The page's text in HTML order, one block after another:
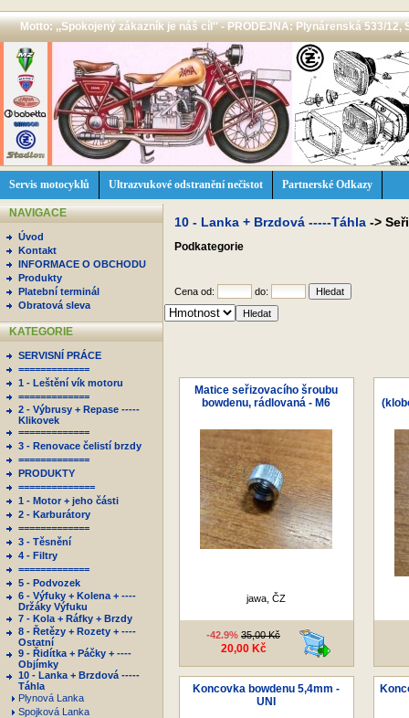
Motto: ,,Spokojený zákazník je náš cíl'' - PRODEJNA: Plynárenská 533/12,
Servis motocyklů Ultrazvukové odstranění nečistot Partnerské Odkazy
NAVIGACE
Úvod
Kontakt
INFORMACE O OBCHODU
Produkty
Platební terminál
Obratová sleva
KATEGORIE
SERVISNÍ PRÁCE
=============
1 - Leštění vík motoru
=============
2 - Výbrusy + Repase -----
Klikovek
=============
3 - Renovace čelistí brzdy
=============
PRODUKTY
==============
1 - Motor + jeho části
2 - Karburátory
=============
3 - Těsnění
4 - Filtry
=============
5 - Podvozek
6 - Výfuky + Kolena + ----
Držáky Výfuku
7 - Kola + Ráfky + Brzdy
8 - Řetězy + Rozety + ----
Ostatní
9 - Řidítka + Páčky + ----
Objímky
10 - Lanka + Brzdová -----
Táhla
Plynová Lanka
Spojková Lanka
10 - Lanka + Brzdová -----Táhla ->
Podkategorie
Cena od: do:
Matice seřizovacího šroubu
bowdenu, rádlovaná - M6
jawa, ČZ
-42.9% 35,00 Kč
20,00 Kč
Koncovka bowdenu 5,4mm -
UNI